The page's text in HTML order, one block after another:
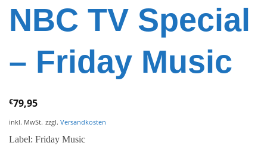
NBC TV Special
– Friday Music
€79,95
inkl. MwSt. zzgl. Versandkosten
Label: Friday Music